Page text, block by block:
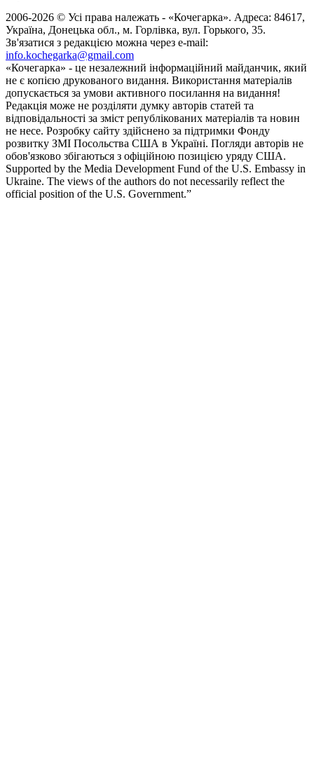
2006-2026 © Усі права належать - «Кочегарка». Адреса: 84617,
Україна, Донецька обл., м. Горлівка, вул. Горького, 35.
Зв'язатися з редакцією можна через e-mail:
info.kochegarka@gmail.com
«Кочегарка» - це незалежний інформаційний майданчик, який
не є копією друкованого видання. Використання матеріалів
допускається за умови активного посилання на видання!
Редакція може не розділяти думку авторів статей та
відповідальності за зміст републікованих матеріалів та новин
не несе. Розробку сайту здійснено за підтримки Фонду
розвитку ЗМІ Посольства США в Україні. Погляди авторів не
обов'язково збігаються з офіційною позицією уряду США.
Supported by the Media Development Fund of the U.S. Embassy in
Ukraine. The views of the authors do not necessarily reflect the
official position of the U.S. Government.”